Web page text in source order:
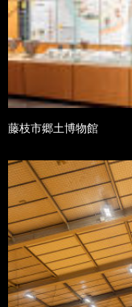
藤枝市郷土博物館